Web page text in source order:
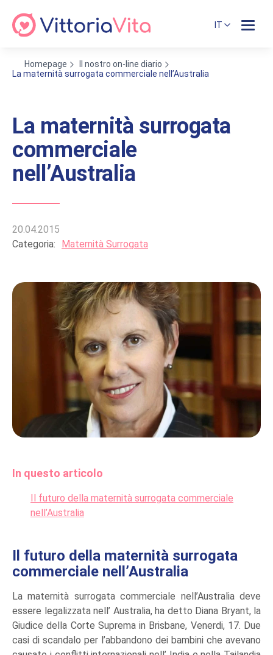
IT
Homepage
Il nostro on-line diario
La maternità surrogata commerciale nell’Australia
La maternità surrogata
commerciale
nell’Australia
20.04.2015
Categoria:
Maternità Surrogata
In questo articolo
Il futuro della maternità surrogata commerciale
nell’Australia
Il futuro della maternità surrogata
commerciale nell’Australia
La maternità surrogata commerciale nell’Australia deve
essere legalizzata nell’ Australia, ha detto Diana Bryant, la
Giudice della Corte Suprema in Brisbane, Venerdi, 17. Due
casi di scandalo per l’abbandono dei bambini che avevano